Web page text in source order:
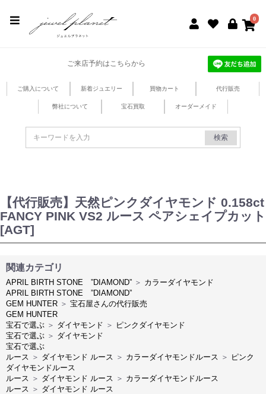
0
ご来店予約はこちらから
ご購入について 新着ジュエリー 買物カート 代行販売
弊社について 宝石買取 オーダーメイド
検索
【代行販売】天然ピンクダイヤモンド 0.158ct
FANCY PINK VS2 ルース ペアシェイプカット
[AGT]
関連カテゴリ
APRIL BIRTH STONE ”DIAMOND” ＞ カラーダイヤモンド
APRIL BIRTH STONE ”DIAMOND”
GEM HUNTER ＞ 宝石屋さんの代行販売
GEM HUNTER
宝石で選ぶ ＞ ダイヤモンド ＞ ピンクダイヤモンド
宝石で選ぶ ＞ ダイヤモンド
宝石で選ぶ
ルース ＞ ダイヤモンド ルース ＞ カラーダイヤモンドルース ＞ ピンク
ダイヤモンドルース
ルース ＞ ダイヤモンド ルース ＞ カラーダイヤモンドルース
ルース ＞ ダイヤモンド ルース